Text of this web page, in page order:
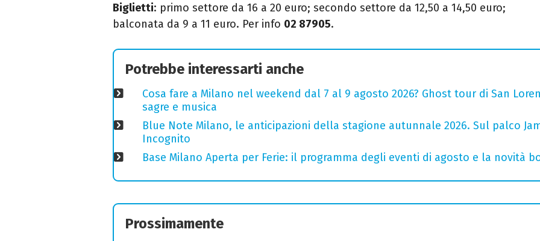
Biglietti: primo settore da 16 a 20 euro; secondo settore da 12,50 a 14,50 euro;
balconata da 9 a 11 euro. Per info 02 87905.
Potrebbe interessarti anche
Cosa fare a Milano nel weekend dal 7 al 9 agosto 2026? Ghost tour di San
sagre e musica
Blue Note Milano, le anticipazioni della stagione autunnale 2026. Sul palco
Incognito
Base Milano Aperta per Ferie: il programma degli eventi di agosto e la novità
Prossimamente